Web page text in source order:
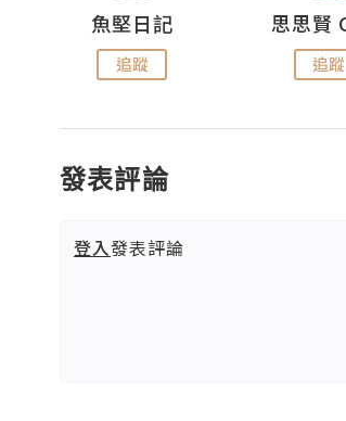
魚堅日記
追蹤 追蹤
發表評論
登入發表評論